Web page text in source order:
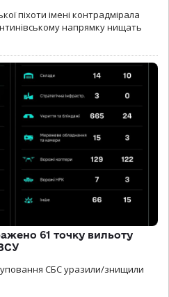
піхоти імені контрадмірала
напрямку нищать
61 точку вильоту
СБС уразили/знищили